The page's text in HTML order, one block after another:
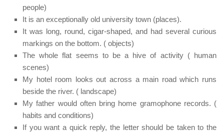
people)
It is an exceptionally old university town (places).
It was long, round, cigar-shaped, and had several curious
markings on the bottom. ( objects)
The whole flat seems to be a hive of activity ( human
scenes)
My hotel room looks out across a main road which runs
beside the river. ( landscape)
My father would often bring home gramophone records. (
habits and conditions)
If you want a quick reply, the letter should be taken to the